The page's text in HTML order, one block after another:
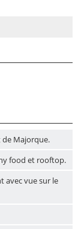
Majorque.
food et rooftop.
avec vue sur le